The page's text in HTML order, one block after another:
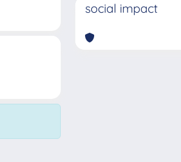
social impact